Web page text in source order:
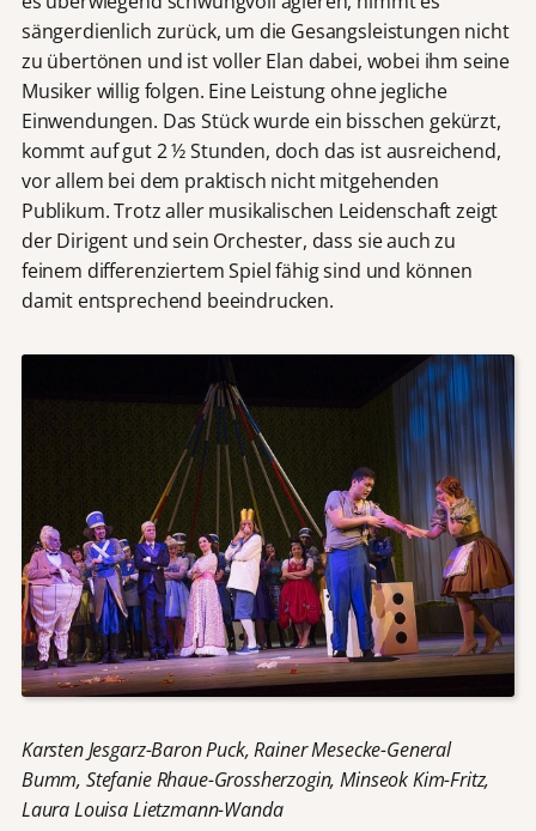
sängerdienlich zurück, um die Gesangsleistungen nicht
zu übertönen und ist voller Elan dabei, wobei ihm seine
Musiker willig folgen. Eine Leistung ohne jegliche
Einwendungen. Das Stück wurde ein bisschen gekürzt,
kommt auf gut 2 ½ Stunden, doch das ist ausreichend,
vor allem bei dem praktisch nicht mitgehenden
Publikum. Trotz aller musikalischen Leidenschaft zeigt
der Dirigent und sein Orchester, dass sie auch zu
feinem differenziertem Spiel fähig sind und können
damit entsprechend beeindrucken.
Karsten Jesgarz-Baron Puck, Rainer Mesecke-General
Bumm, Stefanie Rhaue-Grossherzogin, Minseok Kim-Fritz,
Laura Louisa Lietzmann-Wanda